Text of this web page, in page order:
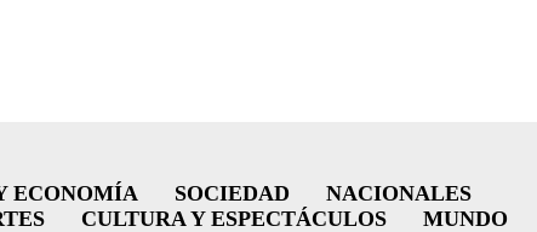
ECONOMÍA SOCIEDAD
NACIONALES
CULTURA Y ESPECTÁCULOS MUNDO